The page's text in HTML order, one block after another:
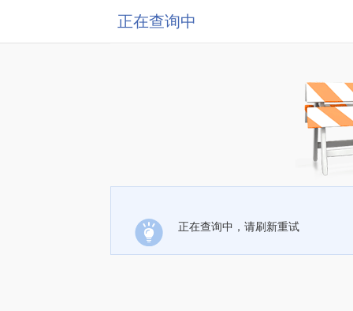
正在查询中
正在查询中，请刷新重试